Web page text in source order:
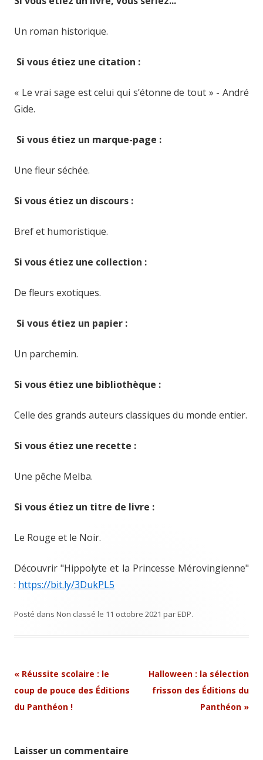
Un roman historique.
Si vous étiez une citation :
« Le vrai sage est celui qui s’étonne de tout » - André
Gide.
Si vous étiez un marque-page :
Une fleur séchée.
Si vous étiez un discours :
Bref et humoristique.
Si vous étiez une collection :
De fleurs exotiques.
Si vous étiez un papier :
Un parchemin.
Si vous étiez une bibliothèque :
Celle des grands auteurs classiques du monde entier.
Si vous étiez une recette :
Une pêche Melba.
Si vous étiez un titre de livre :
Le Rouge et le Noir.
Découvrir "Hippolyte et la Princesse Mérovingienne"
: https://bit.ly/3DukPL5
Posté dans Non classé le 11 octobre 2021 parEDP.
Navigation
Article
« Réussite scolaire : le
coup de pouce des Éditions
du Panthéon !
Halloween : la sélection
frisson des Éditions du
Panthéon »
Laisser un commentaire